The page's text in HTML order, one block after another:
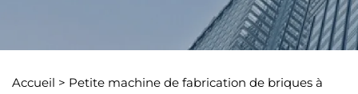
Contactez-Nous
Accueil > Petite machine de fabrication de briques à